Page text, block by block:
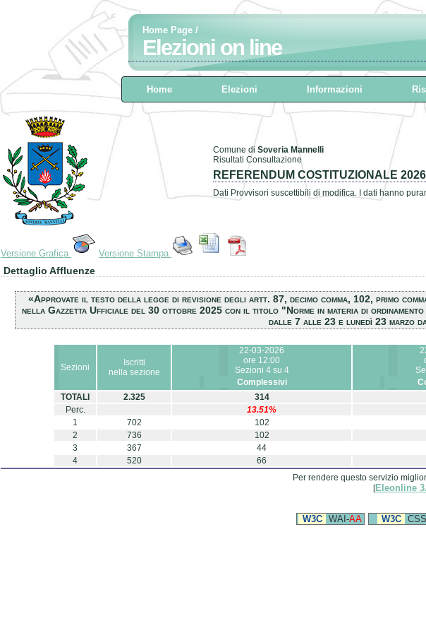
Home Page /
Elezioni on line
Home Elezioni Informazioni
Comune di Soveria Mannelli
Risultati Consultazione
REFERENDUM COSTITUZIONALE 2026
Dati Provvisori suscettibili di modifica. I dati hanno
Versione Grafica Versione Stampa
Dettaglio Affluenze
«Approvate il testo della legge di revisione degli artt. 87, decimo comma, 102, primo
nella Gazzetta Ufficiale del 30 ottobre 2025 con il titolo "Norme in materia di
dalle 7 alle 23 e lunedì 23 marzo
Sezioni
Iscritti
nella sezione
22-03-2026
ore 12:00
Sezioni 4 su 4
Complessivi
TOTALI
2.325 314
Perc.
13.51%
1
702 102
2
736 102
3
367 44
4
520 66
Per rendere questo servizio
[Eleonline
W3C WAI-AA W3C CSS